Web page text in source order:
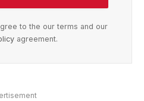
to the our terms and our
agreement.